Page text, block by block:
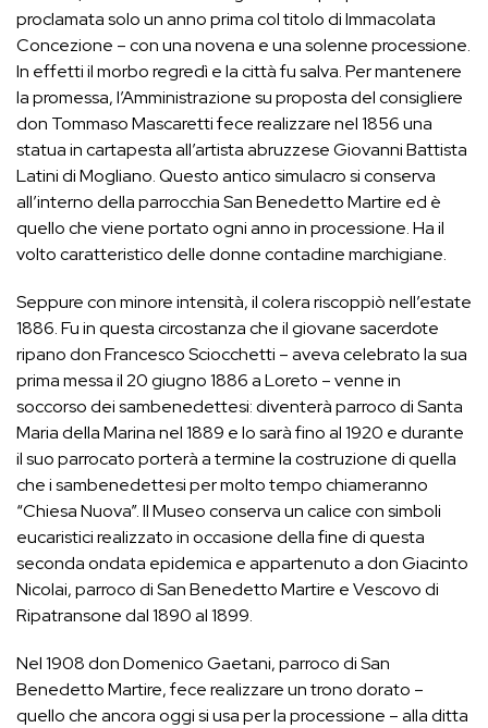
proclamata solo un anno prima col titolo di Immacolata
Concezione – con una novena e una solenne processione.
In effetti il morbo regredì e la città fu salva. Per mantenere
la promessa, l’Amministrazione su proposta del consigliere
don Tommaso Mascaretti fece realizzare nel 1856 una
statua in cartapesta all’artista abruzzese Giovanni Battista
Latini di Mogliano. Questo antico simulacro si conserva
all’interno della parrocchia San Benedetto Martire ed è
quello che viene portato ogni anno in processione. Ha il
volto caratteristico delle donne contadine marchigiane.
Seppure con minore intensità, il colera riscoppiò nell’estate
1886. Fu in questa circostanza che il giovane sacerdote
ripano don Francesco Sciocchetti – aveva celebrato la sua
prima messa il 20 giugno 1886 a Loreto – venne in
soccorso dei sambenedettesi: diventerà parroco di Santa
Maria della Marina nel 1889 e lo sarà fino al 1920 e durante
il suo parrocato porterà a termine la costruzione di quella
che i sambenedettesi per molto tempo chiameranno
“Chiesa Nuova”. Il Museo conserva un calice con simboli
eucaristici realizzato in occasione della fine di questa
seconda ondata epidemica e appartenuto a don Giacinto
Nicolai, parroco di San Benedetto Martire e Vescovo di
Ripatransone dal 1890 al 1899.
Nel 1908 don Domenico Gaetani, parroco di San
Benedetto Martire, fece realizzare un trono dorato –
quello che ancora oggi si usa per la processione – alla ditta